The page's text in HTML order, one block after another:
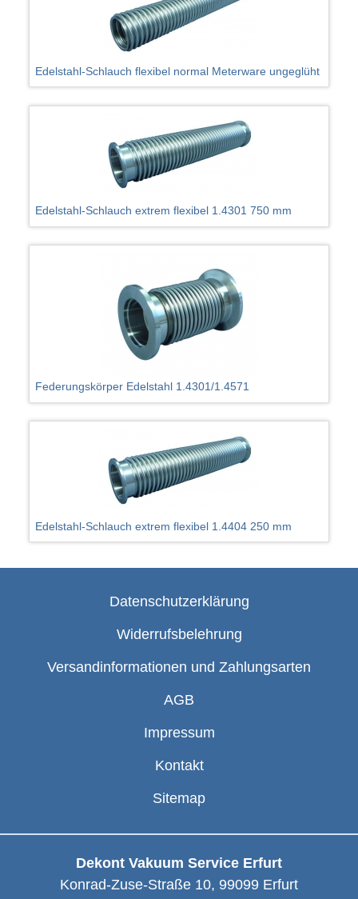
Edelstahl-Schlauch flexibel normal Meterware ungeglüht
Edelstahl-Schlauch extrem flexibel 1.4301 750 mm
Federungskörper Edelstahl 1.4301/1.4571
Edelstahl-Schlauch extrem flexibel 1.4404 250 mm
Datenschutzerklärung
Widerrufsbelehrung
Versandinformationen und Zahlungsarten
AGB
Impressum
Kontakt
Sitemap
Dekont Vakuum Service Erfurt
Konrad-Zuse-Straße 10, 99099 Erfurt